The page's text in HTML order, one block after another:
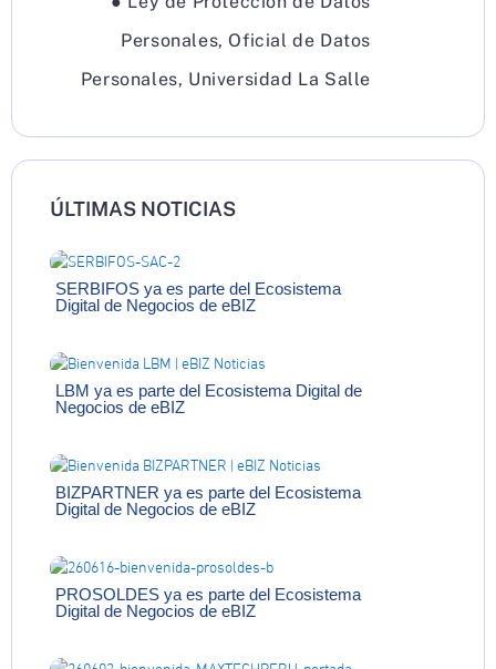
Personales, Oficial de Datos
Personales, Universidad La Salle
ÚLTIMAS NOTICIAS
SERBIFOS ya es parte del Ecosistema
Digital de Negocios de eBIZ
LBM ya es parte del Ecosistema Digital de
Negocios de eBIZ
BIZPARTNER ya es parte del Ecosistema
Digital de Negocios de eBIZ
PROSOLDES ya es parte del Ecosistema
Digital de Negocios de eBIZ